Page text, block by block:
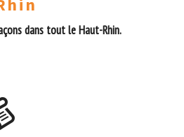
dans tout le Haut-Rhin.